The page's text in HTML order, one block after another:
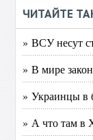
ЧИТАЙТЕ
» ВСУ несут
» В мире
» Украинцы в
» А что там в